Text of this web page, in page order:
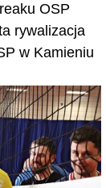
OSP
rywalizacja
w Kamieniu